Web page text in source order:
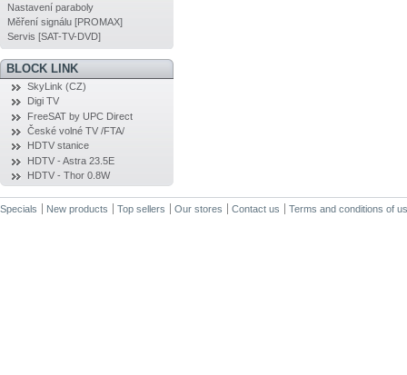
Nastavení paraboly
Měření signálu [PROMAX]
Servis [SAT-TV-DVD]
BLOCK LINK
SkyLink (CZ)
Digi TV
FreeSAT by UPC Direct
České volné TV /FTA/
HDTV stanice
HDTV - Astra 23.5E
HDTV - Thor 0.8W
Specials New products Top sellers Our stores Contact us Terms and conditions of